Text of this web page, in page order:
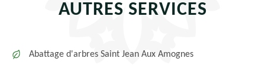
AUTRES SERVICES
Abattage d'arbres Saint Jean Aux Amognes